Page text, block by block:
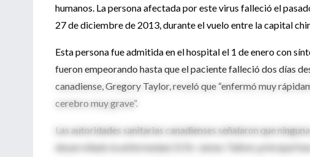
humanos. La persona afectada por este virus falleció el
27 de diciembre de 2013, durante el vuelo entre la capital
Esta persona fue admitida en el hospital el 1 de enero con
fueron empeorando hasta que el paciente falleció dos días
canadiense, Gregory Taylor, reveló que “enfermó muy
cerebro muy grave”.
Las autoridades sanitarias canadienses señalaron que
desarrollado la enfermedad. El Dr. James Talbot, principal